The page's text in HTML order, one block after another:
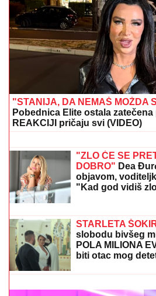
SIN BRUTALNO TUKAO
detalji jezivog zločina na
ubistva pokušao da skoči sa
OVAJ FAKULTET
JOSada uživa na
Aleksejem
školovala i u Italiji
MILJANA KULIĆ
BIKINIUhvatili
plaži: Dok ona
da pliva, a Marija